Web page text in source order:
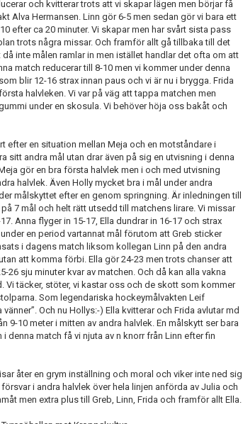
och kvitterar trots att vi skapar lägen men börjar få
Alva Hermansen. Linn gör 6-5 men sedan gör vi bara ett
efter ca 20 minuter. Vi skapar men har svårt sista pass
trots några missar. Och framför allt gå tillbaka till det
inte målen ramlar in men istället handlar det ofta om att
match reducerar till 8-10 men vi kommer under denna
blir 12-16 strax innan paus och vi är nu i brygga. Frida
halvleken. Vi var på väg att tappa matchen men
under en skosula. Vi behöver höja oss bakåt och
efter en situation mellan Meja och en motståndare i
sitt andra mål utan drar även på sig en utvisning i denna
gör en bra första halvlek men i och med utvisning
halvlek. Även Holly mycket bra i mål under andra
målskyttet efter en genom springning. Är inledningen till
7 mål och helt rätt utsedd till matchens lirare. Vi missar
Anna flyger in 15-17, Ella dundrar in 16-17 och strax
en period vartannat mål förutom att Greb sticker
i dagens match liksom kollegan Linn på den andra
att komma förbi. Ella gör 24-23 men trots chanser att
sju minuter kvar av matchen. Och då kan alla vakna
Vi täcker, stöter, vi kastar oss och de skott som kommer
Som legendariska hockeymålvakten Leif
Och nu Hollys:-) Ella kvitterar och Frida avlutar md
9-10 meter i mitten av andra halvlek. En målskytt ser bara
denna match få vi njuta av n knorr från Linn efter fin
åter en grym inställning och moral och viker inte ned sig
i andra halvlek över hela linjen anförda av Julia och
men extra plus till Greb, Linn, Frida och framför allt Ella.